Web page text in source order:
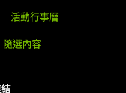
全性，並支援 150 多種
(LTTS) 為各行各業提
活動行事曆
隨選內容